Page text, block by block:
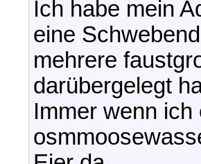
Ich habe mein
eine
mehrere
darübergelegt
Immer wenn